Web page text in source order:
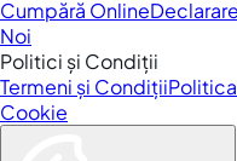
Cumpără Online
Noi
Politici și Condiții
Termeni și Condiții
Cookie